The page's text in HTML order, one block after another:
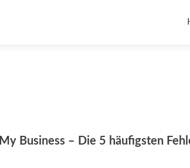
Business – Die 5 häufigsten